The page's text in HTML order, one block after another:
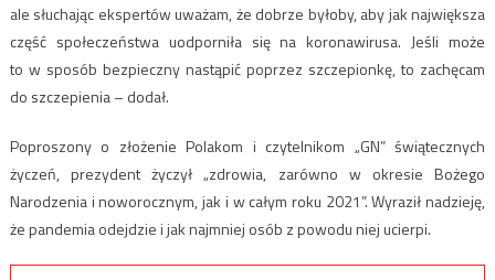
ale słuchając ekspertów uważam, że dobrze byłoby, aby jak największa
część społeczeństwa uodporniła się na koronawirusa. Jeśli może
to w sposób bezpieczny nastąpić poprzez szczepionkę, to zachęcam
do szczepienia – dodał.
Poproszony o złożenie Polakom i czytelnikom „GN” świątecznych
życzeń, prezydent życzył „zdrowia, zarówno w okresie Bożego
Narodzenia i noworocznym, jak i w całym roku 2021”. Wyraził nadzieję,
że pandemia odejdzie i jak najmniej osób z powodu niej ucierpi.